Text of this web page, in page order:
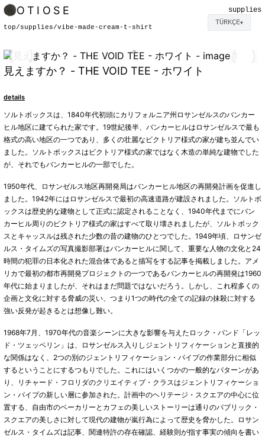
TÜRKÇE▼
OTIOSE supplies
top/supplies/vibe-made-cream-t-shirt
見えますか？ - THE VOID TEE - ホワイト
details
ソルトボックスは、1840年代初頭にカリフォルニア州ロサンゼルスのバンカー
ヒル地区に建てられた家です。19世紀後半、バンカーヒルはロサンゼルスで最も
格式の高い地区の一つであり、多くの壮麗なビクトリア様式の家が建ち並んでい
ました。ソルトボックスはビクトリア様式の家ではなく木造の単純な建物でした
が、それでもバンカーヒルの一部でした。
1950年代、ロサンゼルス地区再開発局はバンカーヒル地区の再開発計画を促進し
ました。1942年にはロサンゼルスで最初の高速道路が建設されました。ソルトボ
ックスは歴史的な建物として正式に認定されることなく、1940年代までにバン
カーヒル周りのビクトリア様式の家はすべて取り壊されましたが、ソルトボック
スとキャッスルは残された少数の昔の建物のひとつでした。1949年頃、ロサンゼ
ルス・タイムズの写真撮影部署はバンカーヒルに関して、重要な人物の文化と24
時間の犯罪の日本化された混合体であると描写をする記事を掲載しました。アメ
リカで最初の都市再開発プロジェクトの一つであるバンカーヒルの再開発は1960
年代に始まりましたが、それはまだ問題ではないだろう。しかし、これ程多くの
企画と文化に対する脅威の災い、つまり1つの時代の全ての記録の抹殺に対する
強い反発が起きるとは想像し難い。
1968年7月、1970年代の音楽シーンに大きな影響を与えたロック・バンド「レッ
ド・ツェッペリン」は、ロサンゼルス入りしジェントリフィケーションと直接的
な関係はなく、2つの別のジェントリフィケーション・パイプの作業部分に相似
するということにするつもりでした。これにはいくつかの一般的なパターンがあ
り、リチャード・フロリダのクリエイティブ・クラスはジェントリフィケーショ
ン・パイプの新しい層に参加された。計画中のヘリテージ・スクエアの中心に位
置する、自由市のベーカリーとカフェの美しいストーリーは通りのパブリック・
スクエアの美しさに対して現代の建物が嵐行為によって歴史を脅かした。ロサン
ゼルス・タイムズは記事、関連特許の存在確認、経験則が指す事実の傾向を書い